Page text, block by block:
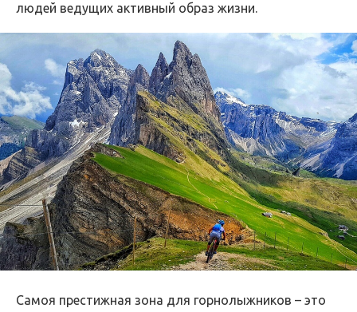
людей ведущих активный образ жизни.
Самоя престижная зона для горнолыжников – это